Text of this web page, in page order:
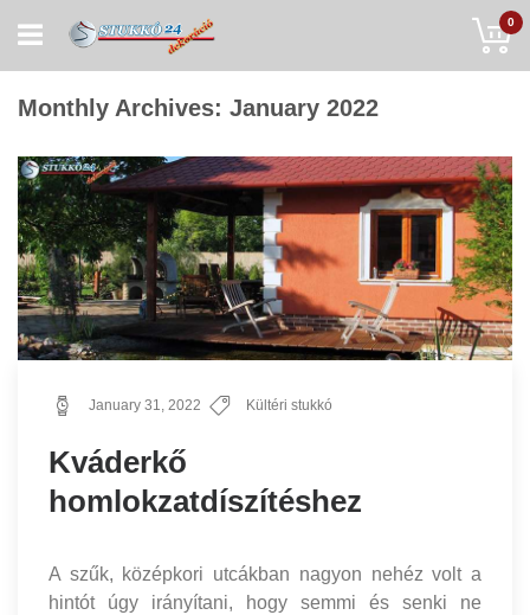
to
0
Monthly Archives: January 2022
January 31, 2022 Kültéri stukkó
Kváderkő
homlokzatdíszítéshez
A szűk, középkori utcákban nagyon nehéz volt a
hintót úgy irányítani, hogy semmi és senki ne